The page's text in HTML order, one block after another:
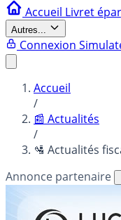
Accueil Livret
Autres...
Connexion
Accueil
/
📰 Actualités
/
🛂 Actualités
Annonce partenaire